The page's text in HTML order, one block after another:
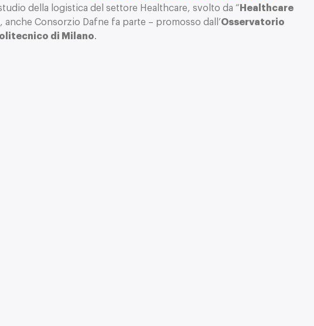
della logistica del settore Healthcare, svolto da “ Healthcare
anche Consorzio Dafne fa parte – promosso dall’Osservatorio
di Milano.